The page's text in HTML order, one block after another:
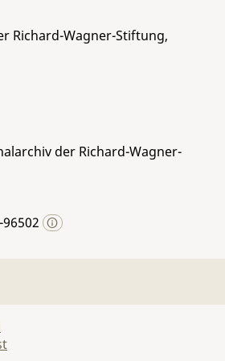
Richard-Wagner-Stiftung,
der Richard-Wagner-